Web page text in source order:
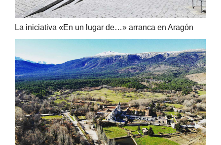
La iniciativa «En un lugar de…» arranca en Aragón